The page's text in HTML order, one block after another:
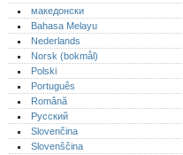
македонски
Bahasa Melayu
Nederlands
Norsk (bokmål)‎
Polski
Português‎
Română
Русский
Slovenčina
Slovenščina